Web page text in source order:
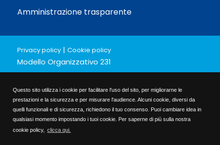
Questo sito utilizza i cookie per facilitare l'uso del sito, per migliorarne le
prestazioni e la sicurezza e per misurare l'audience. Alcuni cookie, diversi da
quelli funzionali e di sicurezza, richiedono il tuo consenso. Puoi cambiare idea in
qualsiasi momento impostando i tuoi cookie. Per saperne di più sulla nostra
cookie policy,
clicca qui.
Amministrazione trasparente
Privacy policy | Cookie policy
Modello Organizzativo 231
-Codice etico
-Parte generale
-Parte specifica
Bilancio Sociale short
Bilancio Sociale 2024/25
Politica per la qualità e per la parità di genere